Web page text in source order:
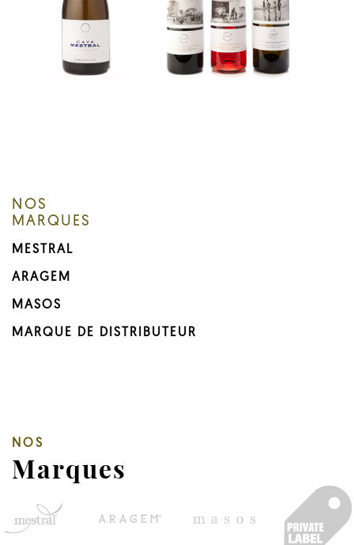
NOS
MARQUES
MESTRAL
ARAGEM
MASOS
MARQUE DE DISTRIBUTEUR
NOS
Marques